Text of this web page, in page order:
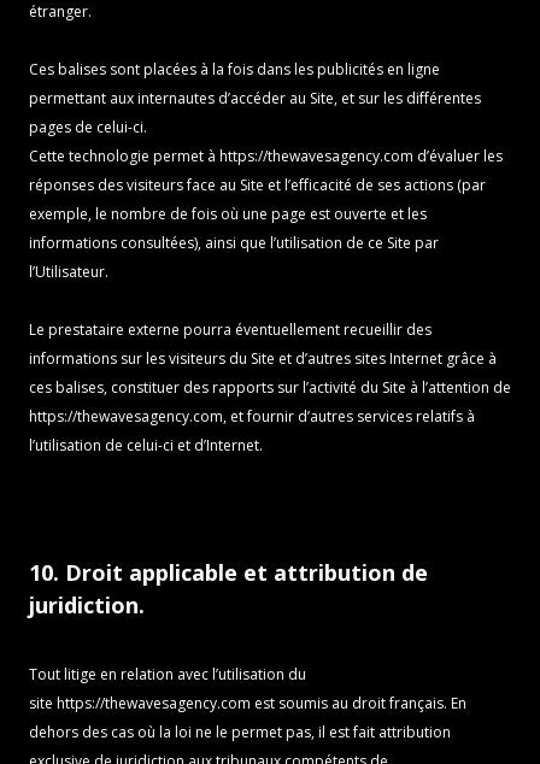
étranger.
Ces balises sont placées à la fois dans les publicités en ligne
permettant aux internautes d’accéder au Site, et sur les différentes
pages de celui-ci.
Cette technologie permet à https://thewavesagency.com d’évaluer les
réponses des visiteurs face au Site et l’efficacité de ses actions (par
exemple, le nombre de fois où une page est ouverte et les
informations consultées), ainsi que l’utilisation de ce Site par
l’Utilisateur.
Le prestataire externe pourra éventuellement recueillir des
informations sur les visiteurs du Site et d’autres sites Internet grâce à
ces balises, constituer des rapports sur l’activité du Site à l’attention de
https://thewavesagency.com, et fournir d’autres services relatifs à
l’utilisation de celui-ci et d’Internet.
10. Droit applicable et attribution de
juridiction.
Tout litige en relation avec l’utilisation du
site https://thewavesagency.com est soumis au droit français. En
dehors des cas où la loi ne le permet pas, il est fait attribution